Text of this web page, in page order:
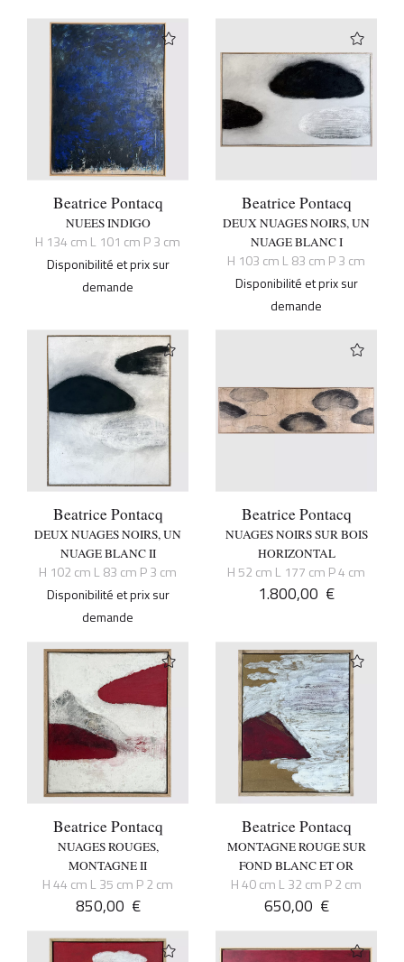
Beatrice Pontacq
NUEES INDIGO
H 134 cm L 101 cm P 3 cm
Disponibilité et prix sur
demande
Beatrice Pontacq
DEUX NUAGES NOIRS, UN
NUAGE BLANC I
H 103 cm L 83 cm P 3 cm
Disponibilité et prix sur
demande
Beatrice Pontacq
DEUX NUAGES NOIRS, UN
NUAGE BLANC II
H 102 cm L 83 cm P 3 cm
Disponibilité et prix sur
demande
Beatrice Pontacq
NUAGES NOIRS SUR BOIS
HORIZONTAL
H 52 cm L 177 cm P 4 cm
1.800,00 €
Beatrice Pontacq
NUAGES ROUGES,
MONTAGNE II
H 44 cm L 35 cm P 2 cm
850,00 €
Beatrice Pontacq
MONTAGNE ROUGE SUR
FOND BLANC ET OR
H 40 cm L 32 cm P 2 cm
650,00 €